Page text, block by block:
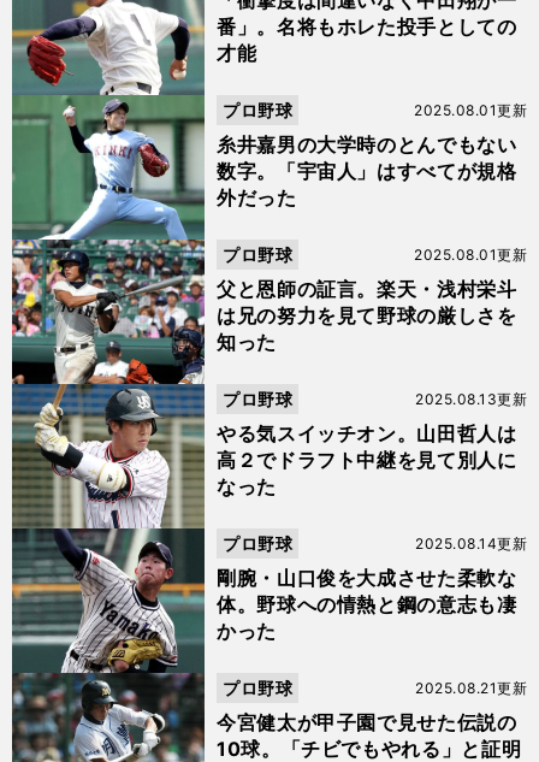
番」。名将もホレた投手としての
才能
糸井嘉男の大学時のとんでもない
数字。「宇宙人」はすべてが規格
外だった
2025.08.01更新
プロ野球
父と恩師の証言。楽天・浅村栄斗
は兄の努力を見て野球の厳しさを
知った
2025.08.01更新
プロ野球
やる気スイッチオン。山田哲人は
高２でドラフト中継を見て別人に
なった
2025.08.13更新
プロ野球
剛腕・山口俊を大成させた柔軟な
体。野球への情熱と鋼の意志も凄
かった
2025.08.14更新
プロ野球
今宮健太が甲子園で見せた伝説の
10球。「チビでもやれる」と証明
2025.08.21更新
プロ野球